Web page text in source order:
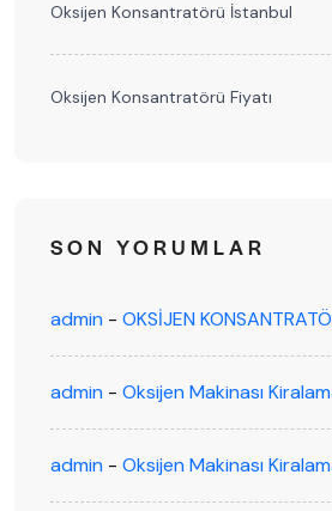
Oksijen Konsantratörü İstanbul
Oksijen Konsantratörü Fiyatı
SON YORUMLAR
admin - OKSİJEN
admin - Oksijen Makinası
admin - Oksijen Makinası